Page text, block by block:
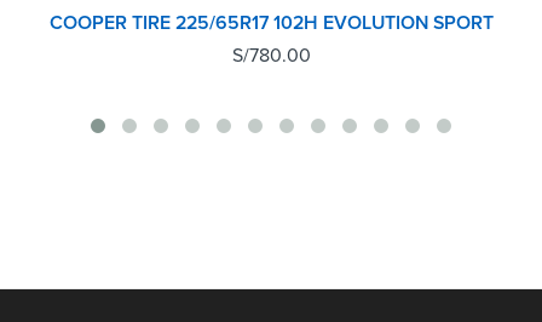
COOPER TIRE 225/65R17 102H EVOLUTION SPORT
S/780.00